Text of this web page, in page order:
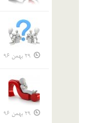
29 بهمن 96
29 بهمن 96